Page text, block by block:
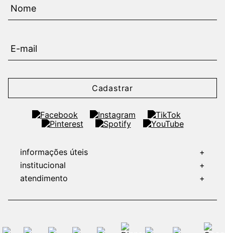
Cadastrar
informações úteis
+
institucional
+
atendimento
+